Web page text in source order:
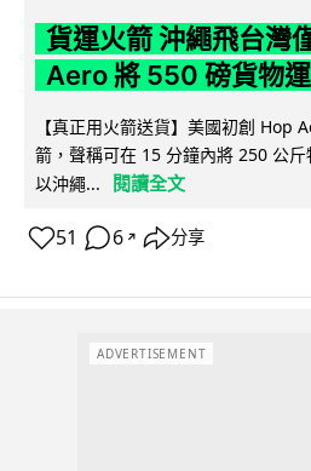
貨運火箭 沖繩飛台灣
Aero 將 550 磅貨物
【真正用火箭送貨】美國初創 Hop
箭，聲稱可在 15 分鐘內將 250 公
以沖繩...
閱讀全文
51 6 ↗ 分享
ADVERTISEMENT